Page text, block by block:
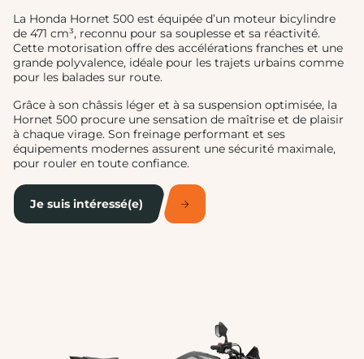
La Honda Hornet 500 est équipée d’un moteur bicylindre
de 471 cm³, reconnu pour sa souplesse et sa réactivité.
Cette motorisation offre des accélérations franches et une
grande polyvalence, idéale pour les trajets urbains comme
pour les balades sur route.
Grâce à son châssis léger et à sa suspension optimisée, la
Hornet 500 procure une sensation de maîtrise et de plaisir
à chaque virage. Son freinage performant et ses
équipements modernes assurent une sécurité maximale,
pour rouler en toute confiance.
Je suis intéressé(e)